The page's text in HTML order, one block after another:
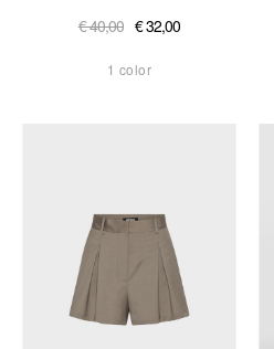
€ 40,00 € 32,00
1 color